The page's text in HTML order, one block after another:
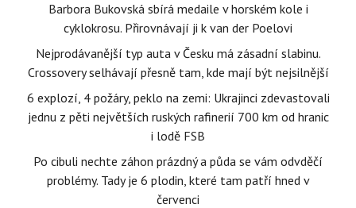
Barbora Bukovská sbírá medaile v horském kole i
cyklokrosu. Přirovnávají ji k van der Poelovi
Nejprodávanější typ auta v Česku má zásadní slabinu.
Crossovery selhávají přesně tam, kde mají být nejsilnější
6 explozí, 4 požáry, peklo na zemi: Ukrajinci zdevastovali
jednu z pěti největších ruských rafinerií 700 km od hranic
i lodě FSB
Po cibuli nechte záhon prázdný a půda se vám odvděčí
problémy. Tady je 6 plodin, které tam patří hned v
červenci